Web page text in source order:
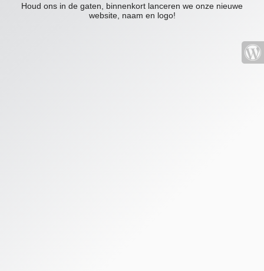
Houd ons in de gaten, binnenkort lanceren we onze nieuwe
website, naam en logo!